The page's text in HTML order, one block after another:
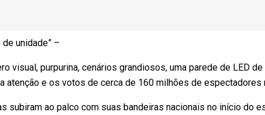
unidade” –
visual, purpurina, cenários grandiosos, uma parede de LED
atenção e os votos de cerca de 160 milhões de espectadores
subiram ao palco com suas bandeiras nacionais no início do